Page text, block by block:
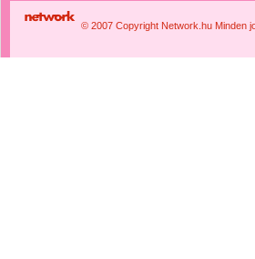
© 2007 Copyright Network.hu Minden